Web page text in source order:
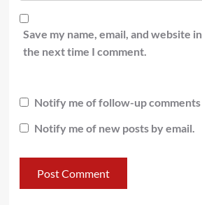
Save my name, email, and website
the next time I comment.
Notify me of follow-up comments
Notify me of new posts by email.